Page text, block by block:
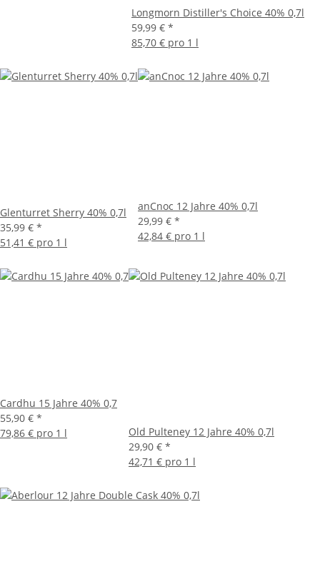
Longmorn Distiller's Choice 40% 0,7l
59,99 € *
85,70 € pro 1 l
Glenturret Sherry 40% 0,7l
35,99 € *
51,41 € pro 1 l
anCnoc 12 Jahre 40% 0,7l
29,99 € *
42,84 € pro 1 l
Cardhu 15 Jahre 40% 0,7
55,90 € *
79,86 € pro 1 l
Old Pulteney 12 Jahre 40% 0,7l
29,90 € *
42,71 € pro 1 l